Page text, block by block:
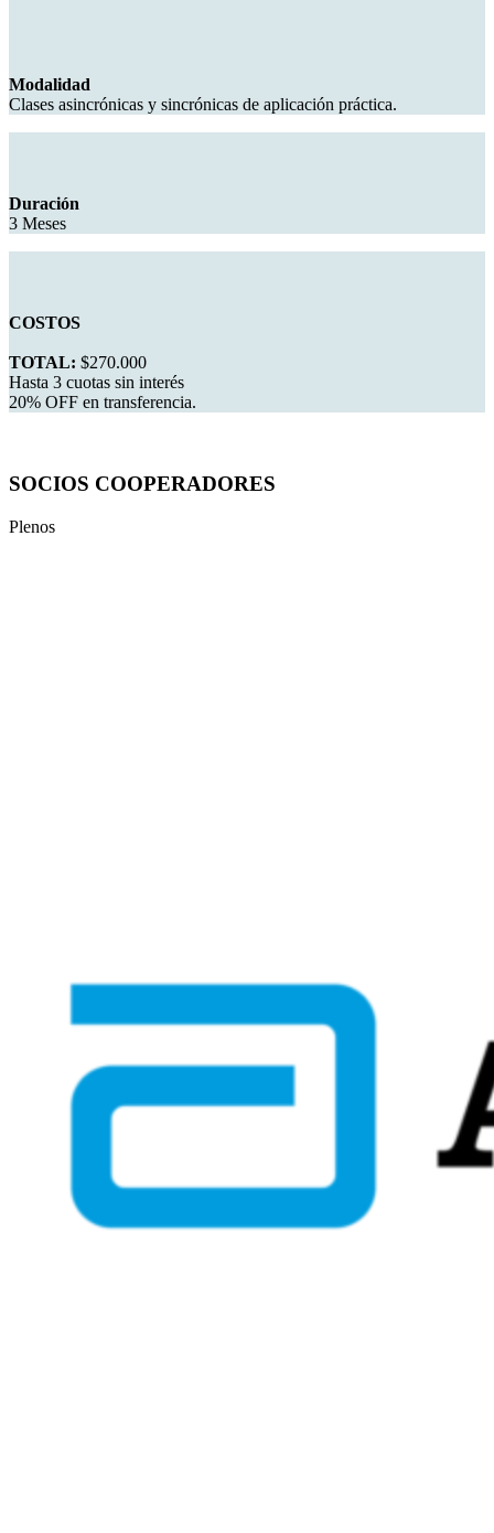
Modalidad
Clases asincrónicas y sincrónicas de aplicación práctica.
Duración
3 Meses
COSTOS
TOTAL: $270.000
Hasta 3 cuotas sin interés
20% OFF en transferencia.
SOCIOS COOPERADORES
Plenos